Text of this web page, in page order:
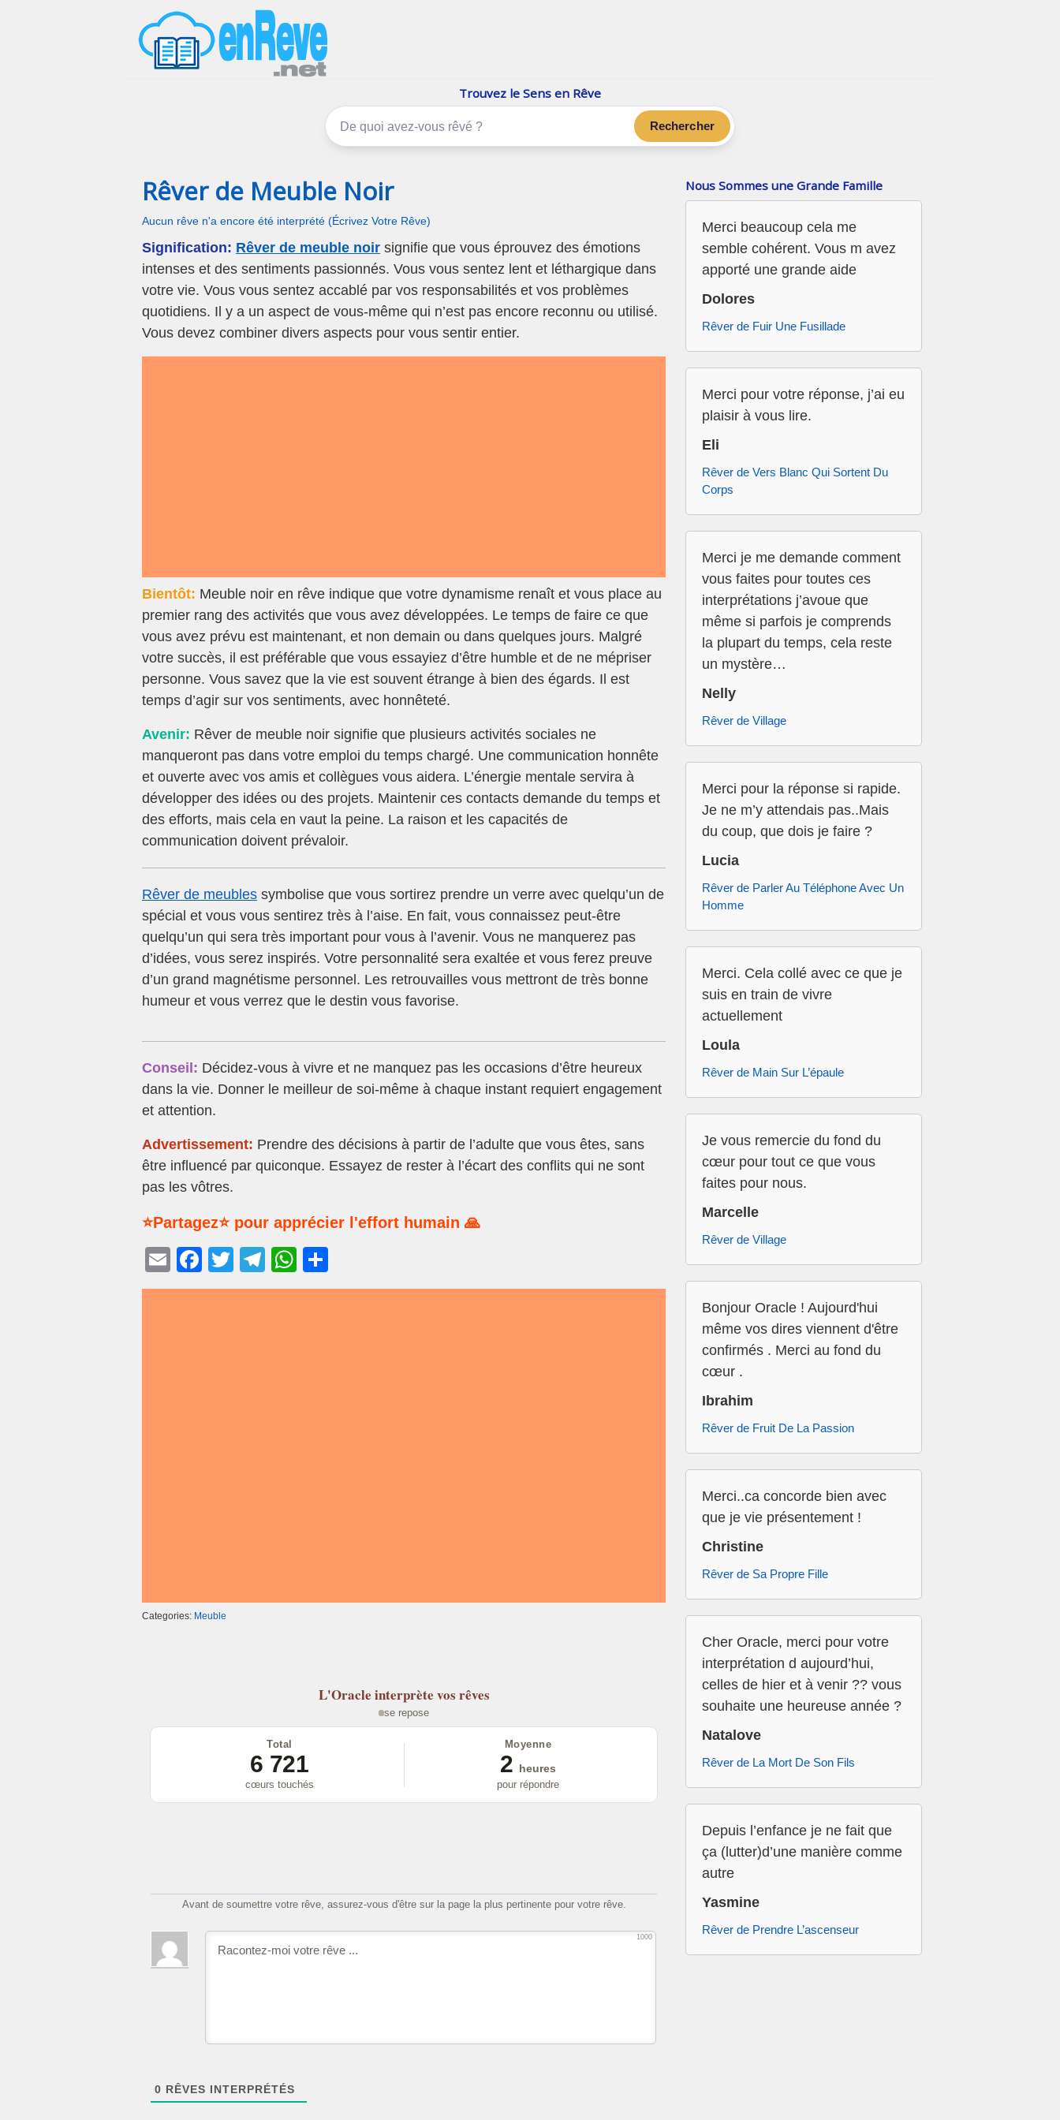
Trouvez le Sens en Rêve
Rechercher
Rêver de Meuble Noir
Aucun rêve n'a encore été interprété (Écrivez Votre Rêve)
Signification: Rêver de meuble noir signifie que vous éprouvez des émotions
intenses et des sentiments passionnés. Vous vous sentez lent et léthargique dans
votre vie. Vous vous sentez accablé par vos responsabilités et vos problèmes
quotidiens. Il y a un aspect de vous-même qui n’est pas encore reconnu ou utilisé.
Vous devez combiner divers aspects pour vous sentir entier.
Bientôt: Meuble noir en rêve indique que votre dynamisme renaît et vous place au
premier rang des activités que vous avez développées. Le temps de faire ce que
vous avez prévu est maintenant, et non demain ou dans quelques jours. Malgré
votre succès, il est préférable que vous essayiez d’être humble et de ne mépriser
personne. Vous savez que la vie est souvent étrange à bien des égards. Il est
temps d’agir sur vos sentiments, avec honnêteté.
Avenir: Rêver de meuble noir signifie que plusieurs activités sociales ne
manqueront pas dans votre emploi du temps chargé. Une communication honnête
et ouverte avec vos amis et collègues vous aidera. L’énergie mentale servira à
développer des idées ou des projets. Maintenir ces contacts demande du temps et
des efforts, mais cela en vaut la peine. La raison et les capacités de
communication doivent prévaloir.
Rêver de meubles symbolise que vous sortirez prendre un verre avec quelqu’un de
spécial et vous vous sentirez très à l’aise. En fait, vous connaissez peut-être
quelqu’un qui sera très important pour vous à l’avenir. Vous ne manquerez pas
d’idées, vous serez inspirés. Votre personnalité sera exaltée et vous ferez preuve
d’un grand magnétisme personnel. Les retrouvailles vous mettront de très bonne
humeur et vous verrez que le destin vous favorise.
Conseil: Décidez-vous à vivre et ne manquez pas les occasions d’être heureux
dans la vie. Donner le meilleur de soi-même à chaque instant requiert engagement
et attention.
Advertissement: Prendre des décisions à partir de l’adulte que vous êtes, sans
être influencé par quiconque. Essayez de rester à l’écart des conflits qui ne sont
pas les vôtres.
⭐Partagez⭐ pour apprécier l'effort humain 🙏
E
m
F
a
T
wi
T
el
W
h
ar
Categories: Meuble
L'Oracle interprète vos rêves
se repose
Total
6 721
cœurs touchés
Moyenne
2
heures
pour répondre
Avant de soumettre votre rêve, assurez-vous d'être sur la page la plus pertinente pour votre rêve.
1000
0 RÊVES INTERPRÉTÉS
Nous Sommes une Grande Famille
Merci beaucoup cela me
semble cohérent. Vous m avez
apporté une grande aide
Dolores
Rêver de Fuir Une Fusillade
Merci pour votre réponse, j’ai eu
plaisir à vous lire.
Eli
Rêver de Vers Blanc Qui Sortent Du
Corps
Merci je me demande comment
vous faites pour toutes ces
interprétations j’avoue que
même si parfois je comprends
la plupart du temps, cela reste
un mystère…
Nelly
Rêver de Village
Merci pour la réponse si rapide.
Je ne m’y attendais pas..Mais
du coup, que dois je faire ?
Lucia
Rêver de Parler Au Téléphone Avec Un
Homme
Merci. Cela collé avec ce que je
suis en train de vivre
actuellement
Loula
Rêver de Main Sur L’épaule
Je vous remercie du fond du
cœur pour tout ce que vous
faites pour nous.
Marcelle
Rêver de Village
Bonjour Oracle ! Aujourd'hui
même vos dires viennent d'être
confirmés . Merci au fond du
cœur .
Ibrahim
Rêver de Fruit De La Passion
Merci..ca concorde bien avec
que je vie présentement !
Christine
Rêver de Sa Propre Fille
Cher Oracle, merci pour votre
interprétation d aujourd’hui,
celles de hier et à venir ?? vous
souhaite une heureuse année ?
Natalove
Rêver de La Mort De Son Fils
Depuis l’enfance je ne fait que
ça (lutter)d’une manière comme
autre
Yasmine
Rêver de Prendre L’ascenseur